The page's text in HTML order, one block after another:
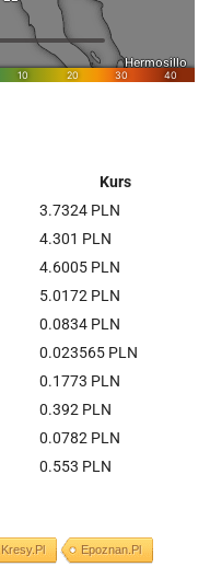
Kurs
3.7324 PLN
4.301 PLN
4.6005 PLN
5.0172 PLN
0.0834 PLN
0.023565 PLN
0.1773 PLN
0.392 PLN
0.0782 PLN
0.553 PLN
Kresy.pl Epoznan.pl